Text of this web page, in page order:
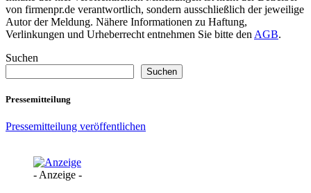
von firmenpr.de verantwortlich, sondern ausschließlich der jeweilige
Autor der Meldung. Nähere Informationen zu Haftung,
Verlinkungen und Urheberrecht entnehmen Sie bitte den AGB.
Suchen
Suchen
Pressemitteilung
Pressemitteilung veröffentlichen
- Anzeige -